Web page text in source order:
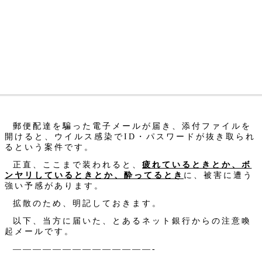
郵便配達を騙った電子メールが届き、添付ファイルを
開けると、ウイルス感染でID・パスワードが抜き取られ
るという案件です。
正直、ここまで装われると、疲れているときとか、ボ
ンヤリしているときとか、酔ってるとき に、被害に遭う
強い予感があります。
拡散のため、明記しておきます。
以下、当方に届いた、とあるネット銀行からの注意喚
起メールです。
——————————————-